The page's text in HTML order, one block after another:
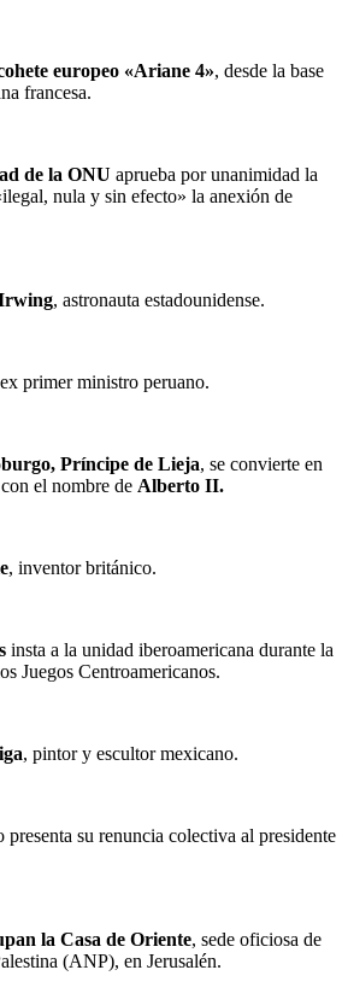
europeo «Ariane 4», desde la base
francesa.
de la ONU aprueba por unanimidad la
nula y sin efecto» la anexión de
, astronauta estadounidense.
primer ministro peruano.
Príncipe de Lieja, se convierte en
el nombre de Alberto II.
, inventor británico.
insta a la unidad iberoamericana durante la
Juegos Centroamericanos.
, pintor y escultor mexicano.
su renuncia colectiva al presidente
la Casa de Oriente, sede oficiosa de
(ANP), en Jerusalén.